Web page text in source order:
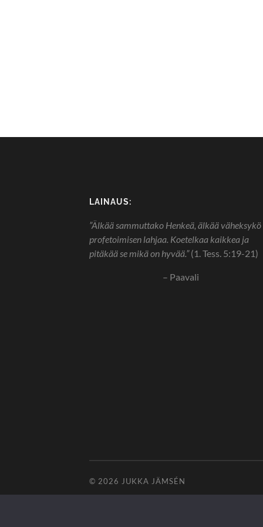
LAINAUS:
”Älkää sammuttako Henkeä, älkää väheksykö
profetoimisen lahjaa. Koetelkaa kaikkea ja
pitäkää se mikä on hyvää.”(1. Tess. 5:19-21)
– Paavali
© 2026 JUKKA JÄMSÉN